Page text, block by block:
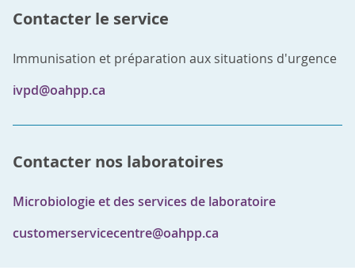
Contacter le service
Immunisation et préparation aux situations d'urgence
ivpd@oahpp.ca
Contacter nos laboratoires
Microbiologie et des services de laboratoire
customerservicecentre@oahpp.ca